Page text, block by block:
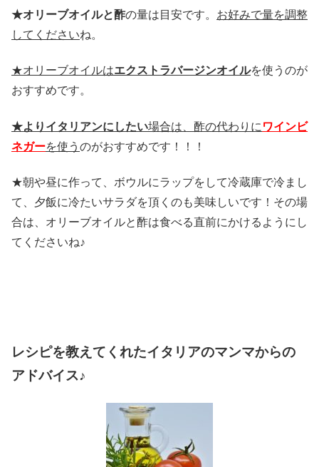
★オリーブオイルと酢の量は目安です。 お好みで量を調整
してくださいね。
★オリーブオイルはエクストラバージンオイルを使うのが
おすすめです。
★よりイタリアンにしたい場合は、酢の代わりに ワインビ
ネガーを使う のがおすすめです！！！
★朝や昼に作って、ボウルにラップをして冷蔵庫で冷まし
て、夕飯に冷たいサラダを頂くのも美味しいです！その場
合は、オリーブオイルと酢は食べる直前にかけるようにし
てくださいね♪
レシピを教えてくれたイタリアのマンマからの
アドバイス♪